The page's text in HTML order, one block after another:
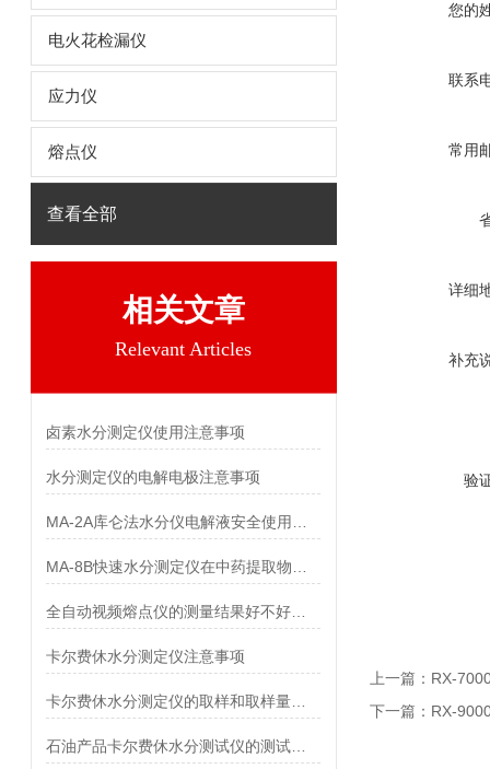
电火花检漏仪
应力仪
熔点仪
查看全部
相关文章
Relevant Articles
卤素水分测定仪使用注意事项
水分测定仪的电解电极注意事项
卡尔费休水分测定仪注意事项
您的
联系
常用
详细
补充
验
上一篇： RX-
下一篇： RX-